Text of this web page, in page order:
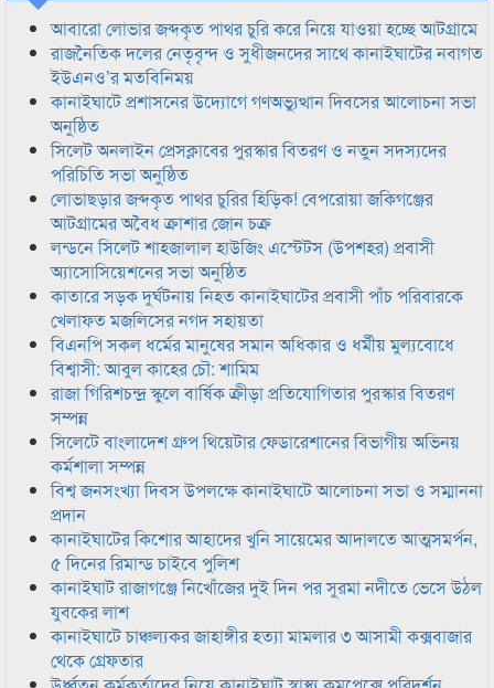
আবারো লোভার জব্দকৃত পাথর চুরি করে নিয়ে যাওয়া হচ্ছে আটগ্রামে
রাজনৈতিক দলের নেতৃবৃন্দ ও সুধীজনদের সাথে কানাইঘাটের নবাগত
ইউএনও’র মতবিনিময়
কানাইঘাটে প্রশাসনের উদ্যোগে গণঅভ্যুত্থান দিবসের আলোচনা সভা
অনুষ্ঠিত
সিলেট অনলাইন প্রেসক্লাবের পুরস্কার বিতরণ ও নতুন সদস্যদের
পরিচিতি সভা অনুষ্ঠিত
লোভাছড়ার জব্দকৃত পাথর চুরির হিড়িক! বেপরোয়া জকিগঞ্জের
আটগ্রামের অবৈধ ক্রাশার জোন চক্র
লন্ডনে সিলেট শাহজালাল হাউজিং এস্টেটস (উপশহর) প্রবাসী
অ্যাসোসিয়েশনের সভা অনুষ্ঠিত
কাতারে সড়ক দুর্ঘটনায় নিহত কানাইঘাটের প্রবাসী পাঁচ পরিবারকে
খেলাফত মজলিসের নগদ সহায়তা
বিএনপি সকল ধর্মের মানুষের সমান অধিকার ও ধর্মীয় মুল্যবোধে
বিশ্বাসী: আবুল কাহের চৌ: শামিম
রাজা গিরিশচন্দ্র স্কুলে বার্ষিক ক্রীড়া প্রতিযোগিতার পুরস্কার বিতরণ
সম্পন্ন
সিলেটে বাংলাদেশ গ্রুপ থিয়েটার ফেডারেশানের বিভাগীয় অভিনয়
কর্মশালা সম্পন্ন
বিশ্ব জনসংখ্যা দিবস উপলক্ষে কানাইঘাটে আলোচনা সভা ও সম্মাননা
প্রদান
কানাইঘাটের কিশোর আহাদের খুনি সায়েমের আদালতে আত্মসমর্পন,
৫ দিনের রিমান্ড চাইবে পুলিশ
কানাইঘাট রাজাগঞ্জে নিখোঁজের দুই দিন পর সুরমা নদীতে ভেসে উঠল
যুবকের লাশ
কানাইঘাটে চাঞ্চল্যকর জাহাঙ্গীর হত্যা মামলার ৩ আসামী কক্সবাজার
থেকে গ্রেফতার